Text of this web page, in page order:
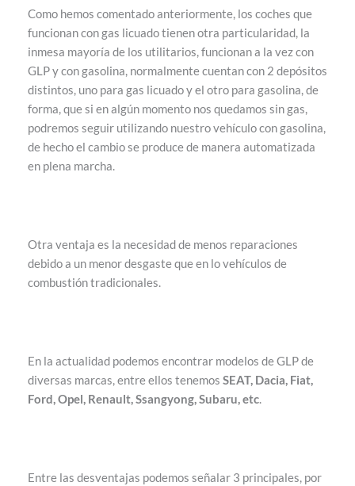
Como hemos comentado anteriormente, los coches que
funcionan con gas licuado tienen otra particularidad, la
inmesa mayoría de los utilitarios, funcionan a la vez con
GLP y con gasolina, normalmente cuentan con 2 depósitos
distintos, uno para gas licuado y el otro para gasolina, de
forma, que si en algún momento nos quedamos sin gas,
podremos seguir utilizando nuestro vehículo con gasolina,
de hecho el cambio se produce de manera automatizada
en plena marcha.
Otra ventaja es la necesidad de menos reparaciones
debido a un menor desgaste que en lo vehículos de
combustión tradicionales.
En la actualidad podemos encontrar modelos de GLP de
diversas marcas, entre ellos tenemos SEAT, Dacia, Fiat,
Ford, Opel, Renault, Ssangyong, Subaru, etc.
Entre las desventajas podemos señalar 3 principales, por